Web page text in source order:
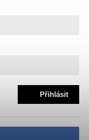
Přihlásit